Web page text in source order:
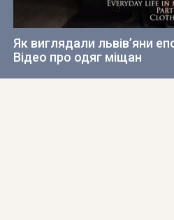
Як виглядали львів’яни
Відео про одяг міщан